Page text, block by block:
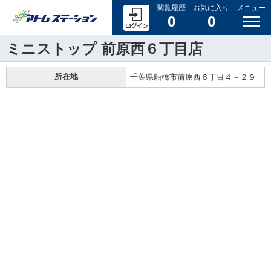
閲覧履歴
0
お気に入り
0
メニュー
ミニストップ 前原西６丁目店
所在地 千葉県船橋市前原西６丁目４－２９